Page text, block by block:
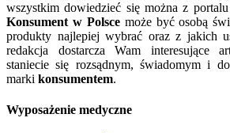
wszystkim dowiedzieć się można z
Konsument w Polscemoże być osobą
produkty najlepiej wybrać oraz z jakich
redakcja dostarcza Wam interesujące
staniecie się rozsądnym, świadomym i
marki konsumentem.
Wyposażenie medyczne